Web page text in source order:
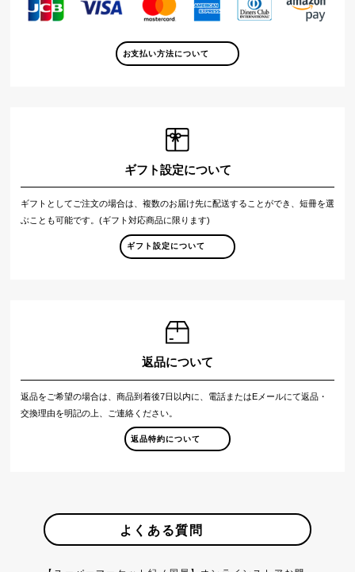
お支払い方法について
ギフト設定について
ギフトとしてご注文の場合は、複数のお届け先に配送することができ、短冊を選
ぶことも可能です。(ギフト対応商品に限ります)
ギフト設定について
返品について
返品をご希望の場合は、商品到着後7日以内に、電話またはEメールにて返品・
交換理由を明記の上、ご連絡ください。
返品特約について
よくある質問